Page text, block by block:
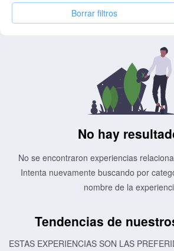
Borrar filtros
No hay
No se encontraron experiencias
Intenta nuevamente buscando por
nombre de la
Tendencias de
ESTAS EXPERIENCIAS SON LAS